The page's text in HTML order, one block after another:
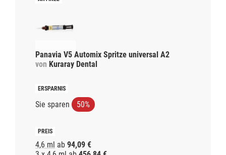
Panavia V5 Automix Spritze universal A2
von Kuraray Dental
Sie sparen 50%
4,6 ml ab 94,09 €